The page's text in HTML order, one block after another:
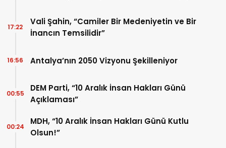
Vali Şahin, “Camiler Bir Medeniyetin ve Bir
İnancın Temsilidir”
17:22
Antalya’nın 2050 Vizyonu Şekilleniyor
16:56
DEM Parti, “10 Aralık İnsan Hakları Günü
Açıklaması”
00:55
MDH, “10 Aralık İnsan Hakları Günü Kutlu
Olsun!”
00:24